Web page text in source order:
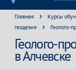
Главная
Курсы
геодезия
Геолого-
Геолого-
в Алчевске